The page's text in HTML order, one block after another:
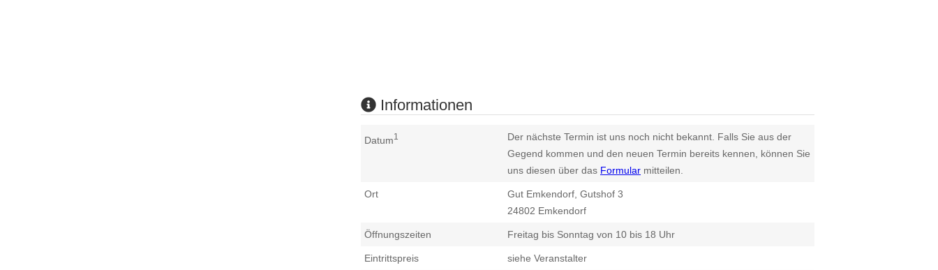
Informationen
Datum1
Der nächste Termin ist uns noch nicht bekannt. Falls Sie aus der
Gegend kommen und den neuen Termin bereits kennen, können Sie
uns diesen über das Formular mitteilen.
Ort
Gut Emkendorf, Gutshof 3
24802 Emkendorf
Öffnungszeiten Freitag bis Sonntag von 10 bis 18 Uhr
Eintrittspreis siehe Veranstalter